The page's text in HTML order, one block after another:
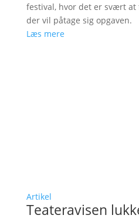
festival, hvor det er svært
der vil påtage sig opgaven.
Læs mere
Artikel
Teateravisen